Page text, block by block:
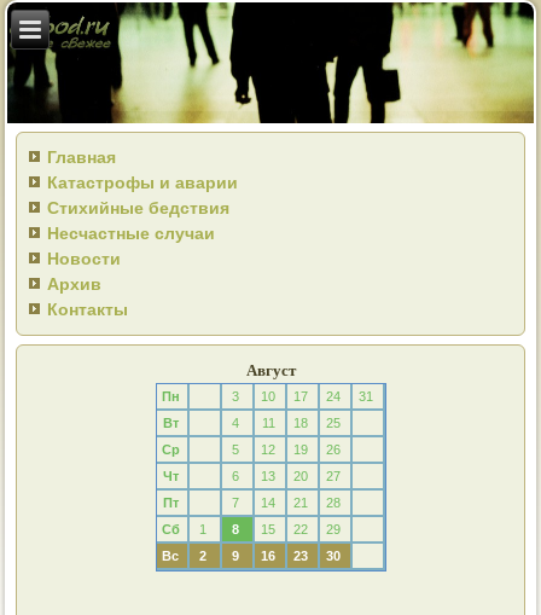
Главная
Катастрофы и аварии
Стихийные бедствия
Несчастные случаи
Новости
Архив
Контакты
Август
Пн 3 10 17 24
31
Вт
4 11 18
25
Ср
5 12 19
26
Чт
6 13 20
27
Пт
7 14 21
28
Сб
1 8 15 22
29
Вс
2 9 16 23 30